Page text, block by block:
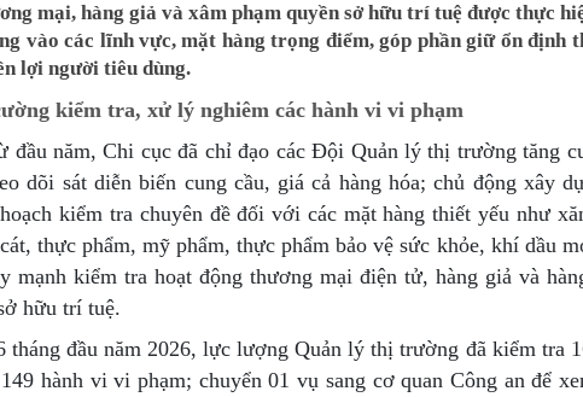
mại, hàng giả và xâm phạm quyền sở hữu trí tuệ được thực
vào các lĩnh vực, mặt hàng trọng điểm, góp phần giữ ổn định
lợi người tiêu dùng.
kiểm tra, xử lý nghiêm các hành vi vi phạm
đầu năm, Chi cục đã chỉ đạo các Đội Quản lý thị trường tăng
dõi sát diễn biến cung cầu, giá cả hàng hóa; chủ động xây
kiểm tra chuyên đề đối với các mặt hàng thiết yếu như
thực phẩm, mỹ phẩm, thực phẩm bảo vệ sức khỏe, khí dầu
mạnh kiểm tra hoạt động thương mại điện tử, hàng giả và
hữu trí tuệ.
tháng đầu năm 2026, lực lượng Quản lý thị trường đã kiểm tra
hành vi vi phạm; chuyển 01 vụ sang cơ quan Công an để